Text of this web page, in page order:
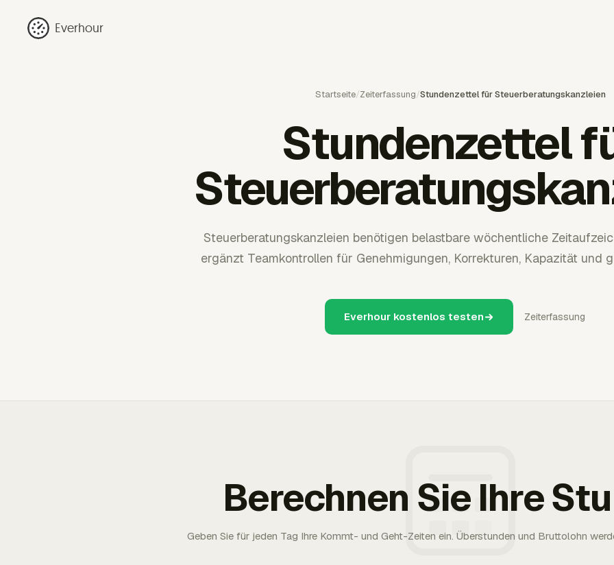
Everhour
Startseite/Zeiterfassung/Stundenzettel für Steuerberatungskanzleien
Stundenzettel
Steuerberatungskanzleien benötigen belastbare wöchentliche
ergänzt Teamkontrollen für Genehmigungen, Korrekturen, Kapazität und
Everhour kostenlos testen Zeiterfassung
Berechnen Sie Ihre
Geben Sie für jeden Tag Ihre Kommt- und Geht-Zeiten ein. Überstunden und Bruttolohn